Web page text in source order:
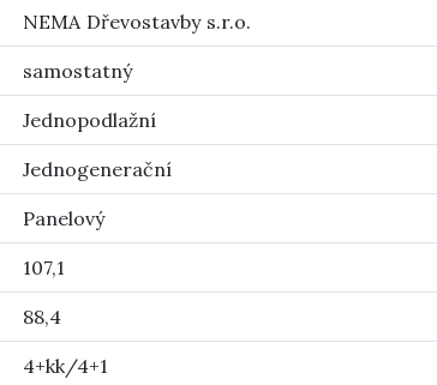
NEMA Dřevostavby s.r.o.
samostatný
Jednopodlažní
Jednogenerační
Panelový
107,1
88,4
4+kk/4+1